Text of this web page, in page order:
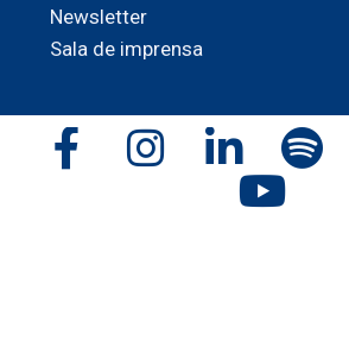
Newsletter
Sala de imprensa